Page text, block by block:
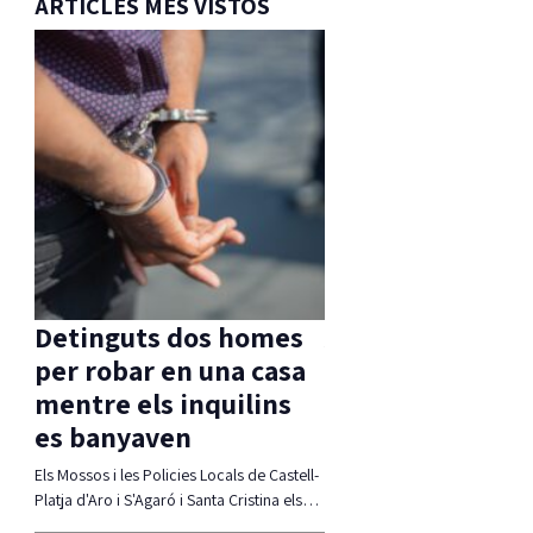
Detinguts dos homes
per robar en una casa
mentre els inquilins
es banyaven
Els Mossos i les Policies Locals de Castell-
Platja d'Aro i S'Agaró i Santa Cristina els…